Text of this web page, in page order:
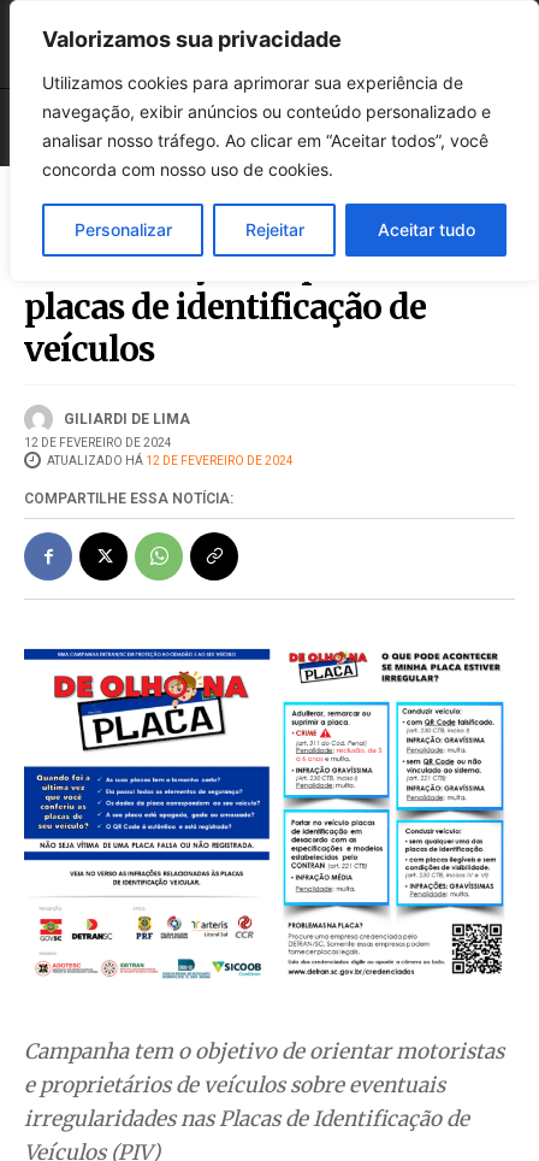
Valorizamos sua privacidade
Utilizamos cookies para aprimorar sua experiência de
navegação, exibir anúncios ou conteúdo personalizado e
analisar nosso tráfego. Ao clicar em “Aceitar todos”, você
concorda com nosso uso de cookies.
Personalizar Rejeitar Aceitar tudo
Detran lança campanha sobre
placas de identificação de
veículos
GILIARDI DE LIMA
12 DE FEVEREIRO DE 2024
ATUALIZADO HÁ 12 DE FEVEREIRO DE 2024
COMPARTILHE ESSA NOTÍCIA:
Campanha tem o objetivo de orientar motoristas
e proprietários de veículos sobre eventuais
irregularidades nas Placas de Identificação de
Veículos (PIV)